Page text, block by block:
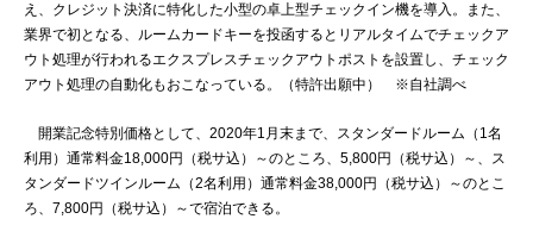
え、クレジット決済に特化した小型の卓上型チェックイン機を導入。また、
業界で初となる、ルームカードキーを投函するとリアルタイムでチェックア
ウト処理が行われるエクスプレスチェックアウトポストを設置し、チェック
アウト処理の自動化もおこなっている。（特許出願中） ※自社調べ
開業記念特別価格として、2020年1月末まで、スタンダードルーム（1名
利用）通常料金18,000円（税サ込）～のところ、5,800円（税サ込）～、ス
タンダードツインルーム（2名利用）通常料金38,000円（税サ込）～のとこ
ろ、7,800円（税サ込）～で宿泊できる。